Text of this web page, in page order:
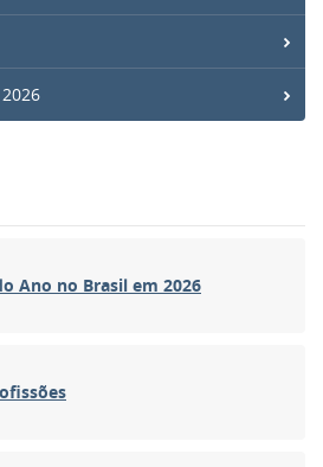
Ano no Brasil em 2026